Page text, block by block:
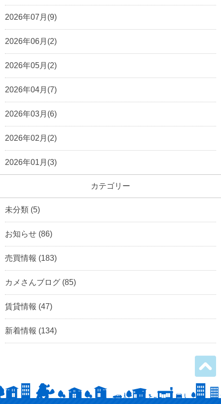
2026年07月(9)
2026年06月(2)
2026年05月(2)
2026年04月(7)
2026年03月(6)
2026年02月(2)
2026年01月(3)
カテゴリー
未分類 (5)
お知らせ (86)
売買情報 (183)
カメさんブログ (85)
賃貸情報 (47)
新着情報 (134)